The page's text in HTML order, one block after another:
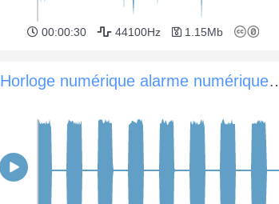
00:00:30 44100Hz 1.15Mb
Horloge numérique